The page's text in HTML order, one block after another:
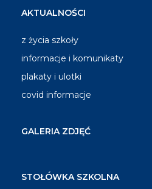
AKTUALNOŚCI
z życia szkoły
informacje i komunikaty
plakaty i ulotki
covid informacje
GALERIA ZDJĘĆ
STOŁÓWKA SZKOLNA